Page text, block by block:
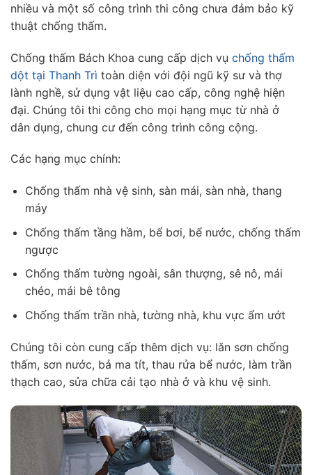
nhiều và một số công trình thi công chưa đảm bảo kỹ
thuật chống thấm.
Chống thấm Bách Khoa cung cấp dịch vụ chống thấm
dột tại Thanh Trì toàn diện với đội ngũ kỹ sư và thợ
lành nghề, sử dụng vật liệu cao cấp, công nghệ hiện
đại. Chúng tôi thi công cho mọi hạng mục từ nhà ở
dân dụng, chung cư đến công trình công cộng.
Các hạng mục chính:
Chống thấm nhà vệ sinh, sàn mái, sàn nhà, thang
máy
Chống thấm tầng hầm, bể bơi, bể nước, chống thấm
ngược
Chống thấm tường ngoài, sân thượng, sê nô, mái
chéo, mái bê tông
Chống thấm trần nhà, tường nhà, khu vực ẩm ướt
Chúng tôi còn cung cấp thêm dịch vụ: lăn sơn chống
thấm, sơn nước, bả ma tít, thau rửa bể nước, làm trần
thạch cao, sửa chữa cải tạo nhà ở và khu vệ sinh.